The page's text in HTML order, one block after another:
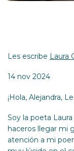
Les escribe Laura
14 nov 2024
¡Hola, Alejandra,
Soy la poeta
haceros llegar mi
atención a mi